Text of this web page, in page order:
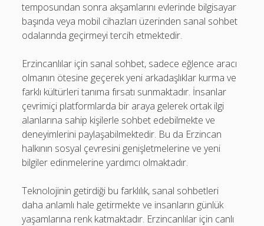
temposundan sonra akşamlarını evlerinde bilgisayar
başında veya mobil cihazları üzerinden sanal sohbet
odalarında geçirmeyi tercih etmektedir.
Erzincanlılar için sanal sohbet, sadece eğlence aracı
olmanın ötesine geçerek yeni arkadaşlıklar kurma ve
farklı kültürleri tanıma fırsatı sunmaktadır. İnsanlar
çevrimiçi platformlarda bir araya gelerek ortak ilgi
alanlarına sahip kişilerle sohbet edebilmekte ve
deneyimlerini paylaşabilmektedir. Bu da Erzincan
halkının sosyal çevresini genişletmelerine ve yeni
bilgiler edinmelerine yardımcı olmaktadır.
Teknolojinin getirdiği bu farklılık, sanal sohbetleri
daha anlamlı hale getirmekte ve insanların günlük
yaşamlarına renk katmaktadır. Erzincanlılar için canlı